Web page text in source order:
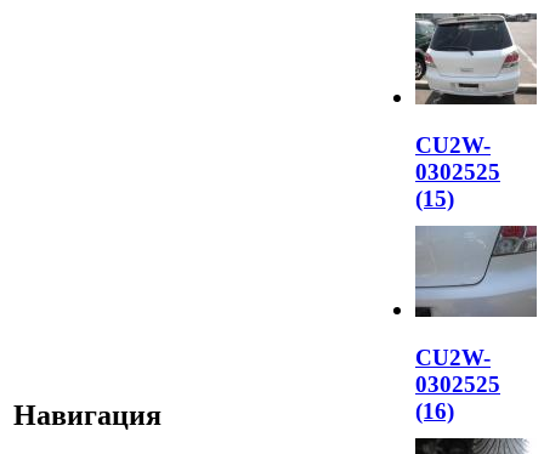
Навигация
CU2W-
0302525
(15)
CU2W-
0302525
(16)